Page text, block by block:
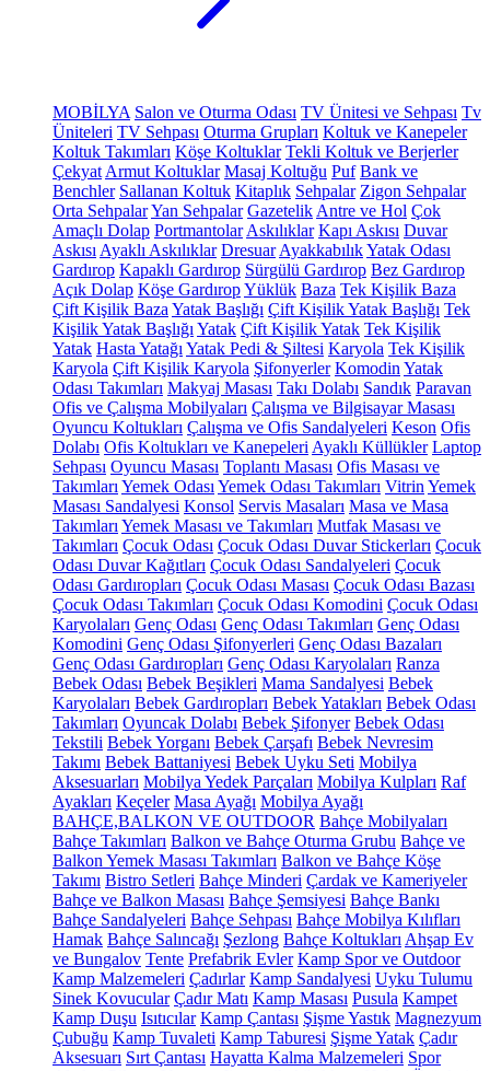
MOBİLYA Salon ve Oturma Odası TV Ünitesi ve Sehpası Tv
Üniteleri TV Sehpası Oturma Grupları Koltuk ve Kanepeler
Koltuk Takımları Köşe Koltuklar Tekli Koltuk ve Berjerler
Çekyat Armut Koltuklar Masaj Koltuğu Puf Bank ve
Benchler Sallanan Koltuk Kitaplık Sehpalar Zigon Sehpalar
Orta SehpalarYan Sehpalar Gazetelik Antre ve Hol Çok
Amaçlı Dolap Portmantolar Askılıklar Kapı Askısı Duvar
Askısı Ayaklı Askılıklar Dresuar AyakkabılıkYatak Odası
Gardırop Kapaklı Gardırop Sürgülü Gardırop Bez Gardırop
Açık Dolap Köşe GardıropYüklük Baza Tek Kişilik Baza
Çift Kişilik Baza Yatak Başlığı Çift Kişilik Yatak Başlığı Tek
Kişilik Yatak Başlığı Yatak Çift Kişilik Yatak Tek Kişilik
Yatak Hasta Yatağı Yatak Pedi & Şiltesi Karyola Tek Kişilik
Karyola Çift Kişilik Karyola Şifonyerler Komodin Yatak
Odası Takımları Makyaj Masası Takı Dolabı Sandık Paravan
Ofis ve Çalışma Mobilyaları Çalışma ve Bilgisayar Masası
Oyuncu Koltukları Çalışma ve Ofis Sandalyeleri Keson Ofis
Dolabı Ofis Koltukları ve Kanepeleri Ayaklı Küllükler Laptop
Sehpası Oyuncu Masası Toplantı Masası Ofis Masası ve
Takımları Yemek Odası Yemek Odası Takımları Vitrin Yemek
Masası Sandalyesi Konsol Servis Masaları Masa ve Masa
Takımları Yemek Masası ve Takımları Mutfak Masası ve
Takımları Çocuk Odası Çocuk Odası Duvar Stickerları Çocuk
Odası Duvar Kağıtları Çocuk Odası Sandalyeleri Çocuk
Odası Gardıropları Çocuk Odası Masası Çocuk Odası Bazası
Çocuk Odası Takımları Çocuk Odası Komodini Çocuk Odası
Karyolaları Genç Odası Genç Odası Takımları Genç Odası
Komodini Genç Odası Şifonyerleri Genç Odası Bazaları
Genç Odası Gardıropları Genç Odası Karyolaları Ranza
Bebek Odası Bebek Beşikleri Mama Sandalyesi Bebek
Karyolaları Bebek Gardıropları Bebek Yatakları Bebek Odası
Takımları Oyuncak Dolabı Bebek Şifonyer Bebek Odası
Tekstili Bebek Yorganı Bebek Çarşafı Bebek Nevresim
Takımı Bebek Battaniyesi Bebek Uyku Seti Mobilya
Aksesuarları Mobilya Yedek Parçaları Mobilya Kulpları Raf
Ayakları Keçeler Masa Ayağı Mobilya Ayağı
BAHÇE,BALKON VE OUTDOOR Bahçe Mobilyaları
Bahçe Takımları Balkon ve Bahçe Oturma Grubu Bahçe ve
Balkon Yemek Masası Takımları Balkon ve Bahçe Köşe
Takımı Bistro Setleri Bahçe Minderi Çardak ve Kameriyeler
Bahçe ve Balkon Masası Bahçe Şemsiyesi Bahçe Bankı
Bahçe Sandalyeleri Bahçe Sehpası Bahçe Mobilya Kılıfları
Hamak Bahçe Salıncağı Şezlong Bahçe Koltukları Ahşap Ev
ve Bungalov Tente Prefabrik Evler Kamp Spor ve Outdoor
Kamp Malzemeleri Çadırlar Kamp Sandalyesi Uyku Tulumu
Sinek Kovucular Çadır Matı Kamp Masası Pusula Kampet
Kamp Duşu Isıtıcılar Kamp Çantası Şişme Yastık Magnezyum
Çubuğu Kamp Tuvaleti Kamp Taburesi Şişme Yatak Çadır
Aksesuarı Sırt Çantası Hayatta Kalma Malzemeleri Spor